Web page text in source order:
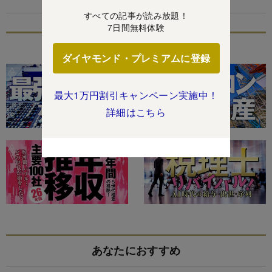
すべての記事が読み放題！
7日間無料体験
ダイヤモンド・プレミアムに登録
最大1万円割引キャンペーン実施中！
詳細はこちら
特集
あなたにおすすめ